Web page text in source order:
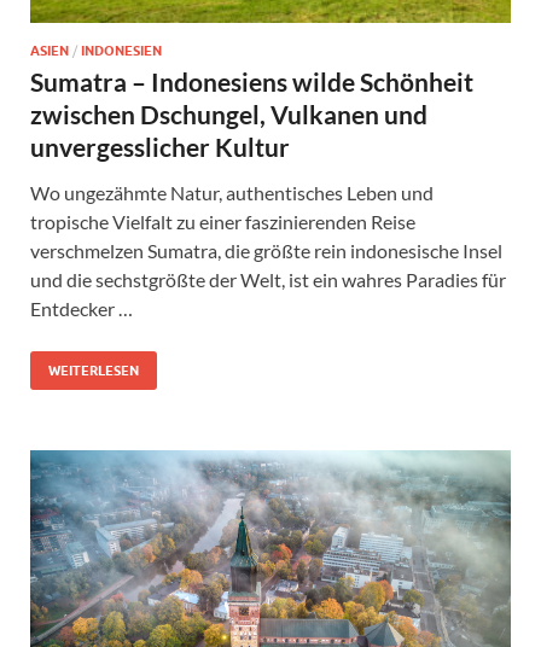
ASIEN / INDONESIEN
Sumatra – Indonesiens wilde Schönheit
zwischen Dschungel, Vulkanen und
unvergesslicher Kultur
Wo ungezähmte Natur, authentisches Leben und
tropische Vielfalt zu einer faszinierenden Reise
verschmelzen Sumatra, die größte rein indonesische Insel
und die sechstgrößte der Welt, ist ein wahres Paradies für
Entdecker …
WEITERLESEN